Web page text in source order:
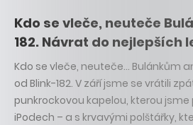
Kdo se vleče, neuteče
182. Návrat do nejlepších
Kdo se vleče, neuteče… Bulánkům
od Blink-182. V září jsme se vrátili
punkrockovou kapelou, kterou
iPodech – a s krvavými polštářky,